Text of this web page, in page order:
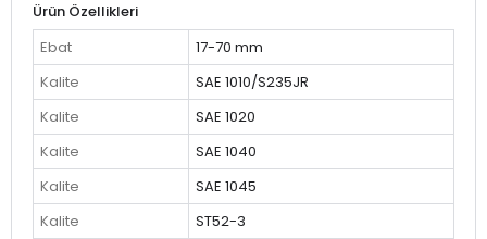
Ürün Özellikleri
Ebat
17-70 mm
Kalite
SAE 1010/S235JR
Kalite
SAE 1020
Kalite
SAE 1040
Kalite
SAE 1045
Kalite
ST52-3